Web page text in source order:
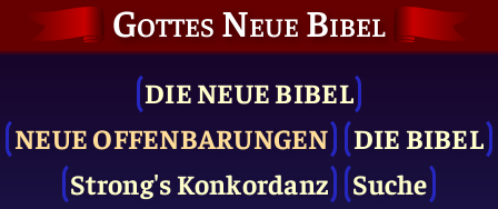
Gottes Neue Bibel
DIE NEUE BIBEL
NEUE OFFENBARUNGEN
DIE BIBEL
Strong's Konkordanz
Suche